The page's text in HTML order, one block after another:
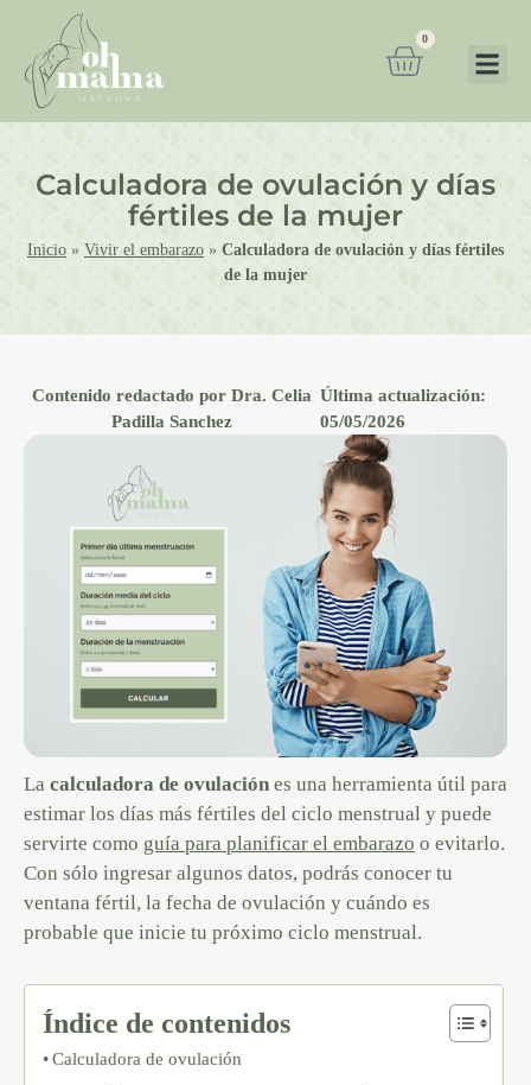
0
Calculadora de ovulación y días
fértiles de la mujer
Inicio » Vivir el embarazo » Calculadora de ovulación y días fértiles
de la mujer
Contenido redactado por Dra. Celia
Padilla Sanchez
Última actualización:
05/05/2026
La calculadora de ovulación es una herramienta útil para
estimar los días más fértiles del ciclo menstrual y puede
servirte como guía para planificar el embarazo o evitarlo.
Con sólo ingresar algunos datos, podrás conocer tu
ventana fértil, la fecha de ovulación y cuándo es
probable que inicie tu próximo ciclo menstrual.
Índice de contenidos
Calculadora de ovulación